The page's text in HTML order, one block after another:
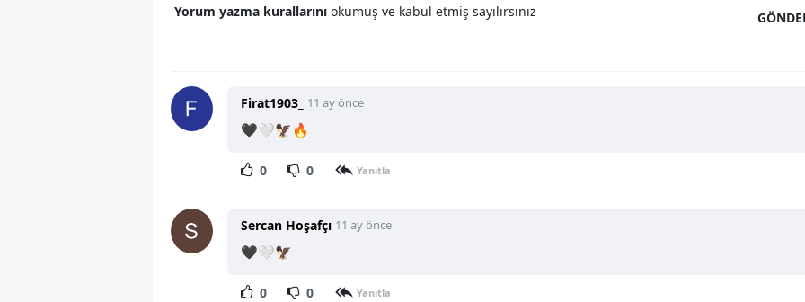
Yorum yazma kurallarını okumuş ve kabul etmiş sayılırsınız
Firat1903_ 11 ay önce
🖤🤍🦅🔥
0 0 Yanıtla
Sercan Hoşafçı 11 ay önce
🖤🤍🦅
0 0 Yanıtla